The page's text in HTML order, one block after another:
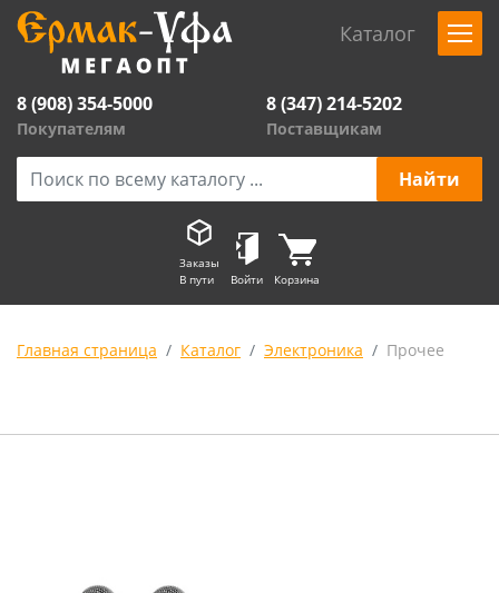
Каталог
8 (908) 354-5000
Покупателям
8 (347) 214-5202
Поставщикам
Заказы
В пути
Войти Корзина
Главная страница Каталог Электроника Прочее